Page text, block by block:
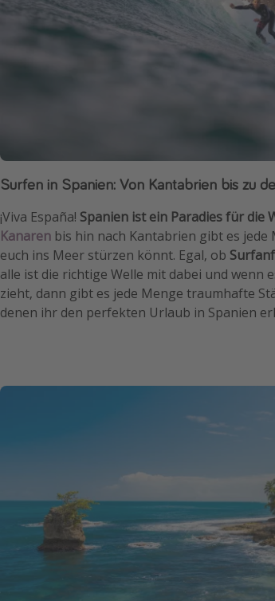
Surfen in Spanien: Von Kantabrien bis zu
¡Viva España! Spanien ist ein Paradies für die
Kanaren bis hin nach Kantabrien gibt es
euch ins Meer stürzen könnt. Egal, ob
alle ist die richtige Welle mit dabei und wenn
zieht, dann gibt es jede Menge traumhafte
denen ihr den perfekten Urlaub in Spanien